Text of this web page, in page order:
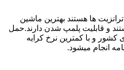
ها هستند بهترین ماشین
و قابلیت پلمپ شدن دارند.حمل
کشور و با کمترین نرخ کرایه
انجام میشود.